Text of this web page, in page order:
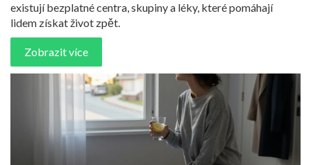
existují bezplatné centra, skupiny a léky, které pomáhají
lidem získat život zpět.
Zobrazit více